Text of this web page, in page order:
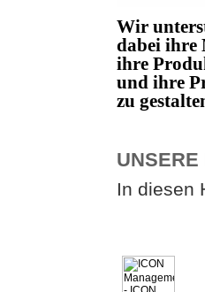
Wir
dabei ihre
ihre
und ihre
zu
UNSERE
In diesen